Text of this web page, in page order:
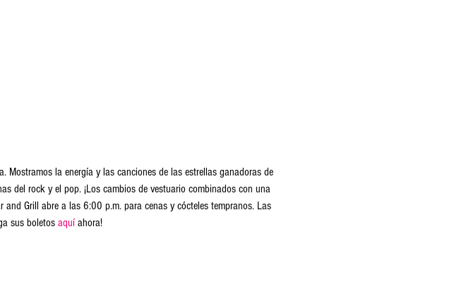
Mostramos la energía y las canciones de las estrellas ganadoras de
del rock y el pop. ¡Los cambios de vestuario combinados con una
Grill abre a las 6:00 p.m. para cenas y cócteles tempranos. Las
sus boletos aquí ahora!